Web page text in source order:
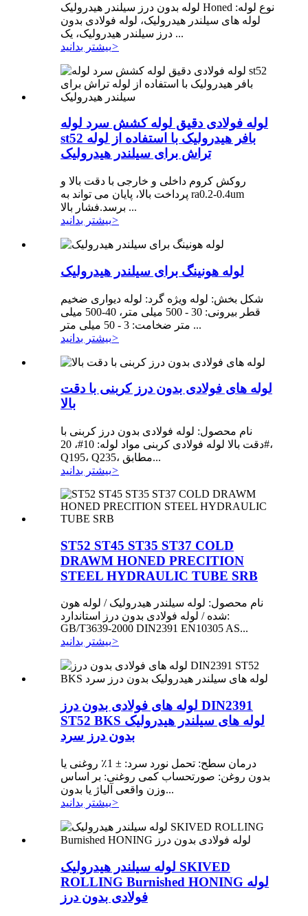
لوله بدون درز سیلندر هیدرولیک Honed نوع لوله:
لوله های سیلندر هیدرولیک، لوله فولادی بدون
درز سیلندر هیدرولیک، یک ...
بیشتر بدانید>
لوله فولادی دقیق لوله کشش سرد لوله
st52 بافر هیدرولیک با استفاده از لوله
تراش برای سیلندر هیدرولیک
روکش کروم داخلی و خارجی با دقت بالا و
پرداخت بالا، پایان می تواند به ra0.2-0.4um
برسد.فشار بالا ...
بیشتر بدانید>
لوله هونینگ برای سیلندر هیدرولیک
شکل بخش: لوله ویژه گرد: لوله دیواری ضخیم
قطر بیرونی: 30 - 500 میلی متر، 40-500 میلی
متر ضخامت: 3 - 50 میلی متر ...
بیشتر بدانید>
لوله های فولادی بدون درز کربنی با دقت
بالا
نام محصول: لوله فولادی بدون درز کربنی با
دقت بالا لوله فولادی کربنی مواد لوله: 10#، 20#،
Q195، Q235، مطابق...
بیشتر بدانید>
ST52 ST45 ST35 ST37 COLD
DRAWM HONED PRECITION
STEEL HYDRAULIC TUBE SRB
نام محصول: لوله سیلندر هیدرولیک / لوله هون
شده / لوله فولادی بدون درز استاندارد:
GB/T3639-2000 DIN2391 EN10305 AS...
بیشتر بدانید>
لوله های فولادی بدون درز DIN2391
ST52 BKS لوله های سیلندر هیدرولیک
بدون درز سرد
درمان سطح: تحمل نورد سرد: ± 1٪ روغنی یا
بدون روغن: صورتحساب کمی روغنی: بر اساس
وزن واقعی آلیاژ یا بدون...
بیشتر بدانید>
لوله سیلندر هیدرولیک SKIVED
ROLLING Burnished HONING لوله
فولادی بدون درز